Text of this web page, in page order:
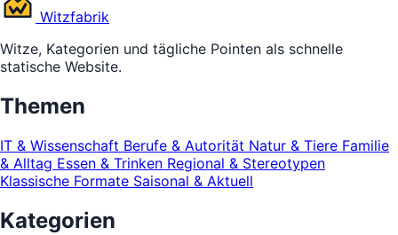
Witzfabrik
Witze, Kategorien und tägliche Pointen als schnelle
statische Website.
Themen
IT & Wissenschaft Berufe & Autorität Natur & Tiere Familie
& Alltag Essen & Trinken Regional & Stereotypen
Klassische Formate Saisonal & Aktuell
Kategorien